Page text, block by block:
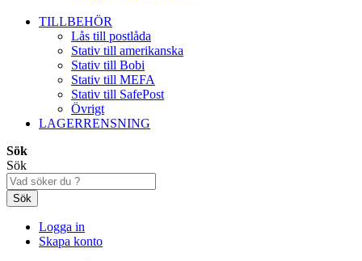
TILLBEHÖR
Lås till postlåda
Stativ till amerikanska
Stativ till Bobi
Stativ till MEFA
Stativ till SafePost
Övrigt
LAGERRENSNING
Sök
Sök
Sök
Logga in
Skapa konto